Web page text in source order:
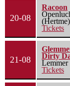
20-08
Racoon
Tickets
21-08
Dirty
Lemmer
Tickets